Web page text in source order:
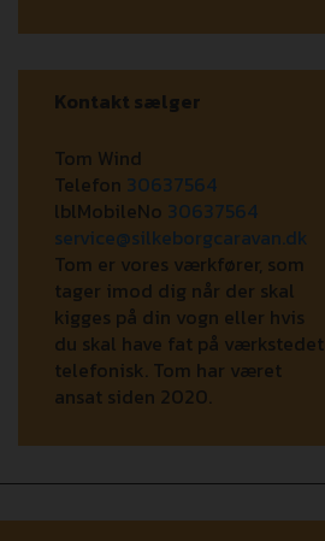
Kontakt sælger
Tom Wind
Telefon 30637564
lblMobileNo 30637564
service@silkeborgcaravan.dk
Tom er vores værkfører, som
tager imod dig når der skal
kigges på din vogn eller hvis
du skal have fat på værkstedet
telefonisk. Tom har været
ansat siden 2020.